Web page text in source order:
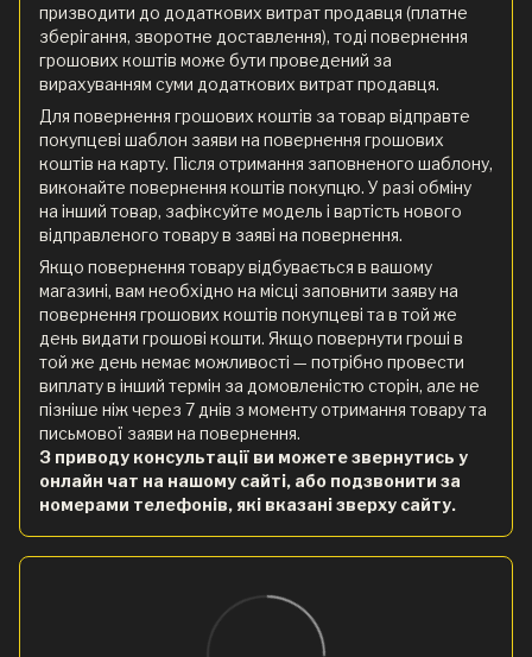
призводити до додаткових витрат продавця (платне
зберігання, зворотне доставлення), тоді повернення
грошових коштів може бути проведений за
вирахуванням суми додаткових витрат продавця.
Для повернення грошових коштів за товар відправте
покупцеві шаблон заяви на повернення грошових
коштів на карту. Після отримання заповненого шаблону,
виконайте повернення коштів покупцю. У разі обміну
на інший товар, зафіксуйте модель і вартість нового
відправленого товару в заяві на повернення.
Якщо повернення товару відбувається в вашому
магазині, вам необхідно на місці заповнити заяву на
повернення грошових коштів покупцеві та в той же
день видати грошові кошти. Якщо повернути гроші в
той же день немає можливості — потрібно провести
виплату в інший термін за домовленістю сторін, але не
пізніше ніж через 7 днів з моменту отримання товару та
письмової заяви на повернення.
З приводу консультації ви можете звернутись у
онлайн чат на нашому сайті, або подзвонити за
номерами телефонів, які вказані зверху сайту.